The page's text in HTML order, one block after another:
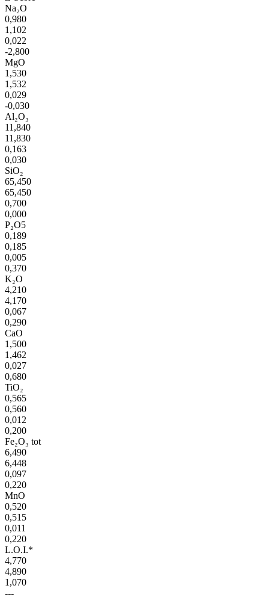
Na₂O
0,980
1,102
0,022
-2,800
MgO
1,530
1,532
0,029
-0,030
Al₂O₃
11,840
11,830
0,163
0,030
SiO₂
65,450
65,450
0,700
0,000
P₂O5
0,189
0,185
0,005
0,370
K₂O
4,210
4,170
0,067
0,290
CaO
1,500
1,462
0,027
0,680
TiO₂
0,565
0,560
0,012
0,200
Fe₂O₃ tot
6,490
6,448
0,097
0,220
MnO
0,520
0,515
0,011
0,220
L.O.I.*
4,770
4,890
1,070
---